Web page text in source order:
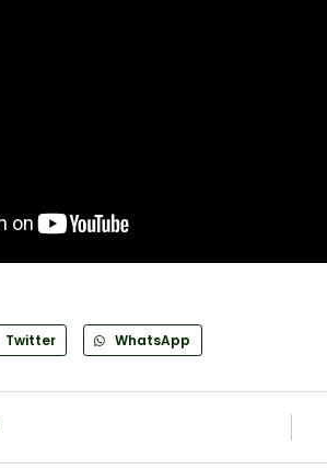
Twitter WhatsApp